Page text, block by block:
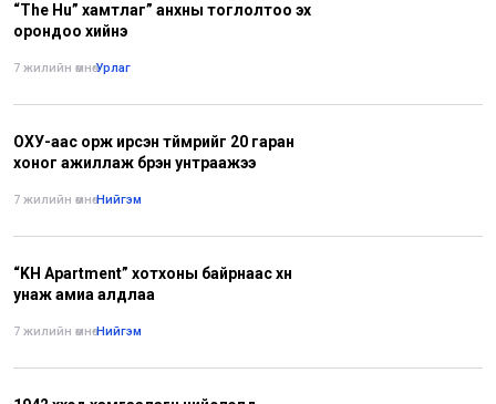
“The Hu” хамтлаг” анхны тоглолтоо эх
орондоо хийнэ
7 жилийн өмнө•Урлаг
ОХУ-аас орж ирсэн түймрийг 20 гаран
хоног ажиллаж бүрэн унтраажээ
7 жилийн өмнө•Нийгэм
“KH Apart­ment” хотхоны байрнаас хүн
унаж амиа алдлаа
7 жилийн өмнө•Нийгэм